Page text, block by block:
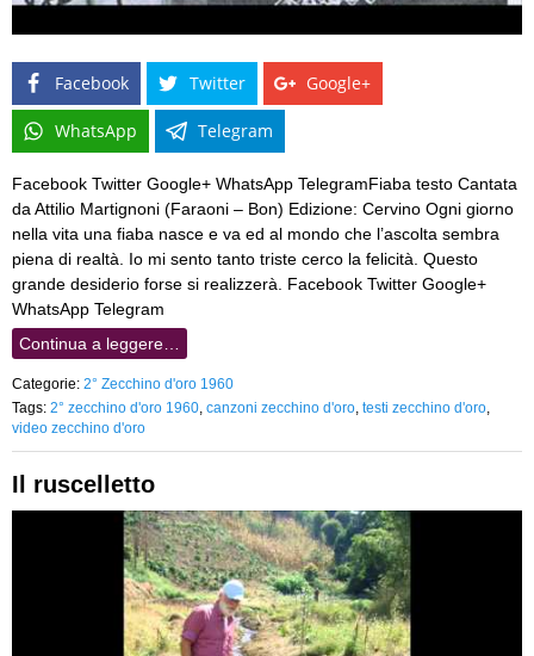
Facebook Twitter Google+
WhatsApp Telegram
Facebook Twitter Google+ WhatsApp TelegramFiaba testo Cantata
da Attilio Martignoni (Faraoni – Bon) Edizione: Cervino Ogni giorno
nella vita una fiaba nasce e va ed al mondo che l’ascolta sembra
piena di realtà. Io mi sento tanto triste cerco la felicità. Questo
grande desiderio forse si realizzerà. Facebook Twitter Google+
WhatsApp Telegram
Continua a leggere…
Categorie: 2° Zecchino d'oro 1960
Tags: 2° zecchino d'oro 1960 canzoni zecchino d'oro testi zecchino d'oro
video zecchino d'oro
Il ruscelletto